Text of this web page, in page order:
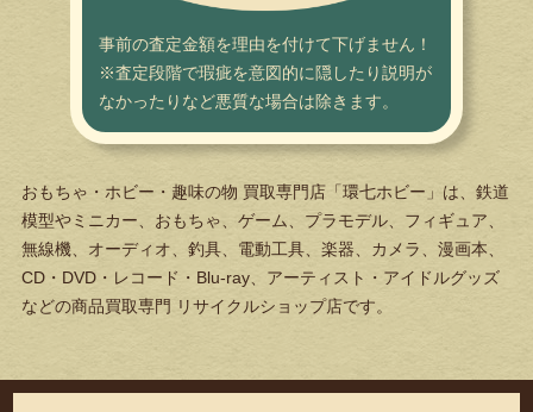
事前の査定金額を理由を付けて下げません！
※査定段階で瑕疵を意図的に隠したり説明が
なかったりなど悪質な場合は除きます。
おもちゃ・ホビー・趣味の物 買取専門店「環七ホビー」は、鉄道
模型やミニカー、おもちゃ、ゲーム、プラモデル、フィギュア、
無線機、オーディオ、釣具、電動工具、楽器、カメラ、漫画本、
CD・DVD・レコード・Blu-ray、アーティスト・アイドルグッズ
などの商品買取専門 リサイクルショップ店です。